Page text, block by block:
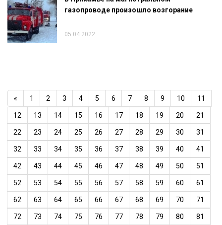
газопроводе произошло возгорание
05.04.2022
« 1 2 3 4 5 6 7 8 9 10 11
12 13 14 15 16 17 18 19 20 21
22 23 24 25 26 27 28 29 30 31
32 33 34 35 36 37 38 39 40 41
42 43 44 45 46 47 48 49 50 51
52 53 54 55 56 57 58 59 60 61
62 63 64 65 66 67 68 69 70 71
72 73 74 75 76 77 78 79 80 81